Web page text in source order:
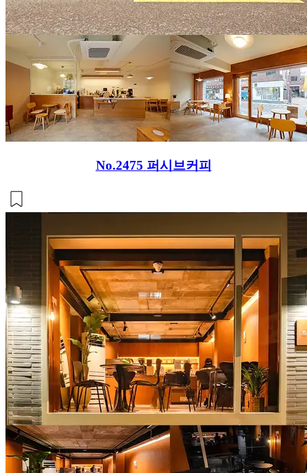
No.2475 퍼시브커피